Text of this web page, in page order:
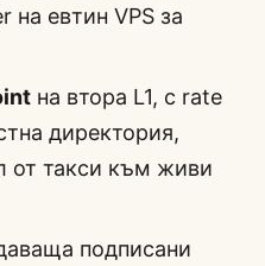
на евтин VPS за
на втора L1, с rate
директория,
от такси към живи
подписани